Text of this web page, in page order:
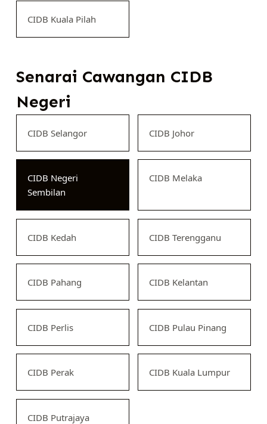
CIDB Kuala Pilah
Senarai Cawangan CIDB
Negeri
CIDB Selangor CIDB Johor
CIDB Negeri
Sembilan
CIDB Melaka
CIDB Kedah CIDB Terengganu
CIDB Pahang CIDB Kelantan
CIDB Perlis CIDB Pulau Pinang
CIDB Perak CIDB Kuala Lumpur
CIDB Putrajaya